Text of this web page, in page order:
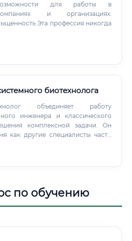
для работы в
и организациях.
никогда
биотехнолога
объединяет работу
инженера и классического
комплексной задачи. Он
как другие специалисты часто
по обучению